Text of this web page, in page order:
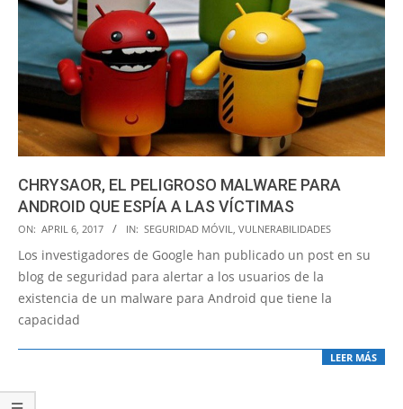
CHRYSAOR, EL PELIGROSO MALWARE PARA
ANDROID QUE ESPÍA A LAS VÍCTIMAS
2017-
04-
06
ON: APRIL 6, 2017 IN: SEGURIDAD MÓVIL VULNERABILIDADES
Los investigadores de Google han publicado un post en su
blog de seguridad para alertar a los usuarios de la
existencia de un malware para Android que tiene la
capacidad
LEER MÁS